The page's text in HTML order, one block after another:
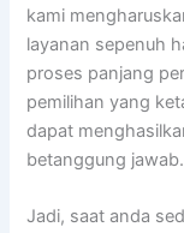
kami
layanan sepenuh
proses panjang
pemilihan yang
dapat
betanggung jawab.
Jadi, saat anda